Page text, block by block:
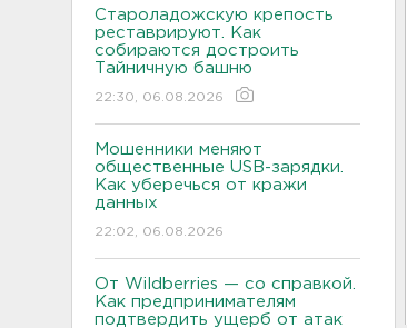
Староладожскую крепость
реставрируют. Как
собираются достроить
Тайничную башню
22:30, 06.08.2026
Мошенники меняют
общественные USB-зарядки.
Как уберечься от кражи
данных
22:02, 06.08.2026
От Wildberries — со справкой.
Как предпринимателям
подтвердить ущерб от атак